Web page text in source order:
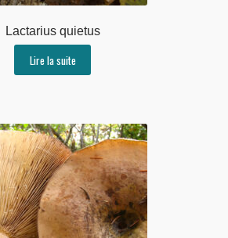
Lactarius quietus
Lire la suite